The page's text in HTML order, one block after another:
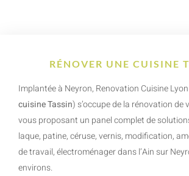
RÉNOVER UNE CUISINE
Implantée à Neyron, Renovation Cuisine
cuisine Tassin) s’occupe de la rénovation de
vous proposant un panel complet de
laque, patine, céruse, vernis, modification,
de travail, électroménager dans l’Ain sur
environs.